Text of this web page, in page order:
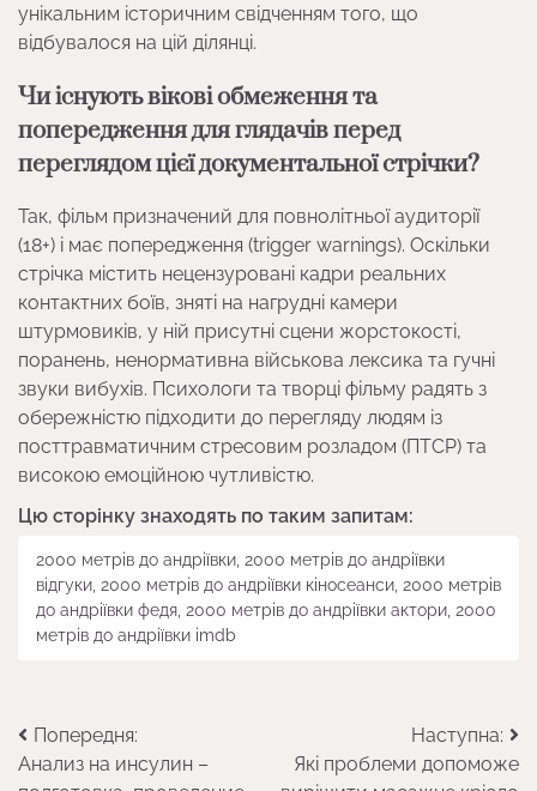
унікальним історичним свідченням того, що
відбувалося на цій ділянці.
Чи існують вікові обмеження та
попередження для глядачів перед
переглядом цієї документальної стрічки?
Так, фільм призначений для повнолітньої аудиторії
(18+) і має попередження (trigger warnings). Оскільки
стрічка містить нецензуровані кадри реальних
контактних боїв, зняті на нагрудні камери
штурмовиків, у ній присутні сцени жорстокості,
поранень, ненормативна військова лексика та гучні
звуки вибухів. Психологи та творці фільму радять з
обережністю підходити до перегляду людям із
посттравматичним стресовим розладом (ПТСР) та
високою емоційною чутливістю.
Цю сторінку знаходять по таким запитам:
2000 метрів до андріївки, 2000 метрів до андріївки
відгуки, 2000 метрів до андріївки кіносеанси, 2000 метрів
до андріївки федя, 2000 метрів до андріївки актори, 2000
метрів до андріївки imdb
Навігація
Попередня:
Анализ на инсулин –
Наступна:
Які проблеми допоможе